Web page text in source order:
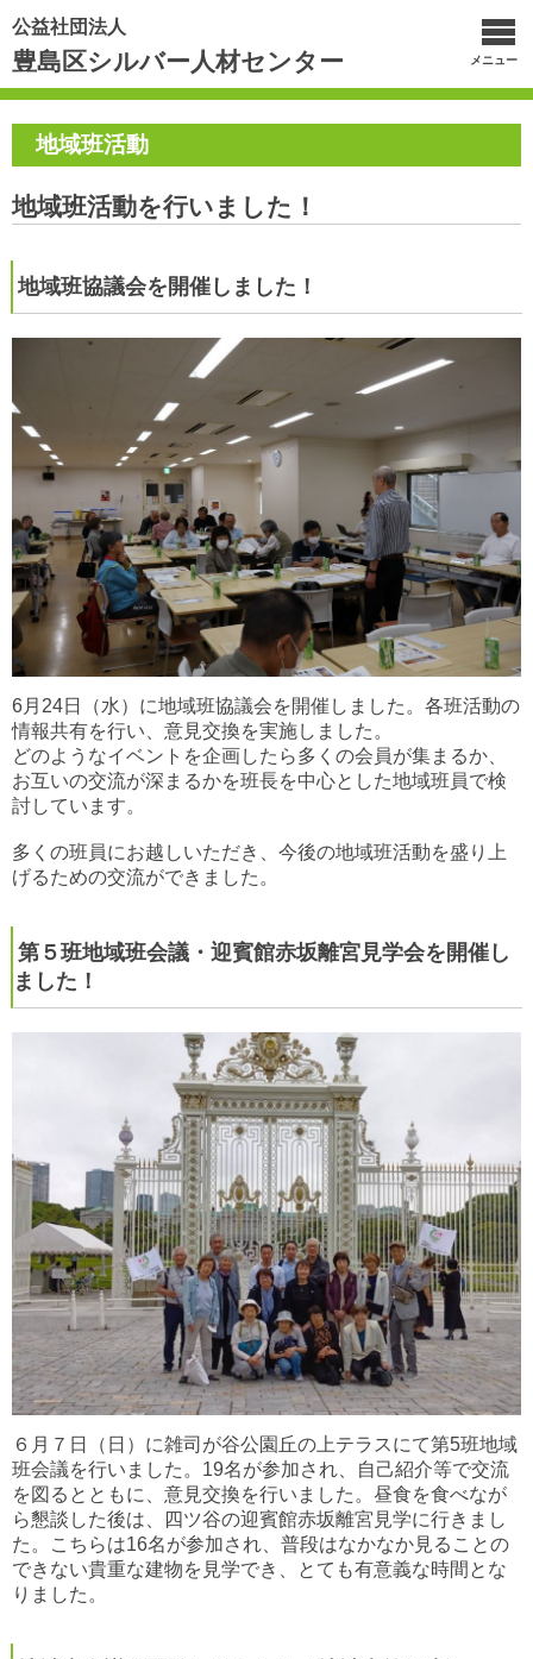
公益社団法人
豊島区シルバー人材センター メニュー
地域班活動
地域班活動を行いました！
地域班協議会を開催しました！
6月24日（水）に地域班協議会を開催しました。各班活動の
情報共有を行い、意見交換を実施しました。
どのようなイベントを企画したら多くの会員が集まるか、
お互いの交流が深まるかを班長を中心とした地域班員で検
討しています。
多くの班員にお越しいただき、今後の地域班活動を盛り上
げるための交流ができました。
第５班地域班会議・迎賓館赤坂離宮見学会を開催し
ました！
６月７日（日）に雑司が谷公園丘の上テラスにて第5班地域
班会議を行いました。19名が参加され、自己紹介等で交流
を図るとともに、意見交換を行いました。昼食を食べなが
ら懇談した後は、四ツ谷の迎賓館赤坂離宮見学に行きまし
た。こちらは16名が参加され、普段はなかなか見ることの
できない貴重な建物を見学でき、とても有意義な時間とな
りました。